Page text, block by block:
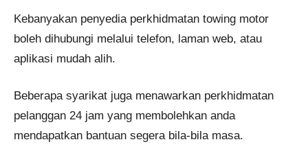
Kebanyakan penyedia perkhidmatan towing motor
boleh dihubungi melalui telefon, laman web, atau
aplikasi mudah alih.
Beberapa syarikat juga menawarkan perkhidmatan
pelanggan 24 jam yang membolehkan anda
mendapatkan bantuan segera bila-bila masa.